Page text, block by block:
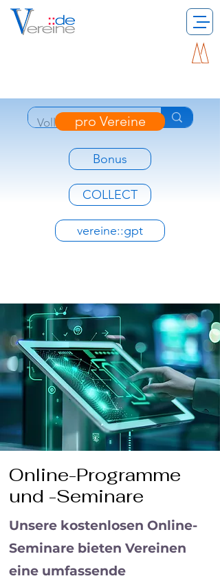
pro Vereine
Bonus
COLLECT
vereine::gpt
Online-Programme
und -Seminare
Unsere kostenlosen Online-
Seminare bieten Vereinen
eine umfassende